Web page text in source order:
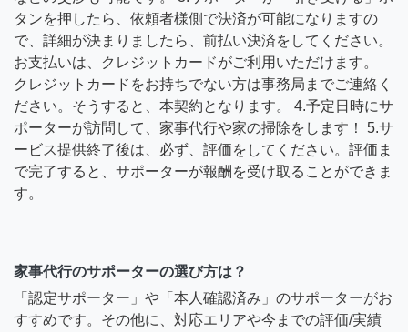
タンを押したら、依頼者様側で決済が可能になりますの
で、詳細が決まりましたら、前払い決済をしてください。
お支払いは、クレジットカードがご利用いただけます。
クレジットカードをお持ちでない方は事務局までご連絡く
ださい。そうすると、本契約となります。 4.予定日時にサ
ポーターが訪問して、家事代行や家の掃除をします！ 5.サ
ービス提供終了後は、必ず、評価をしてください。評価ま
で完了すると、サポーターが報酬を受け取ることができま
す。
家事代行のサポーターの選び方は？
「認定サポーター」や「本人確認済み」のサポーターがお
すすめです。その他に、対応エリアや今までの評価/実績